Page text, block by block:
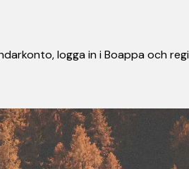
logga in i Boappa och